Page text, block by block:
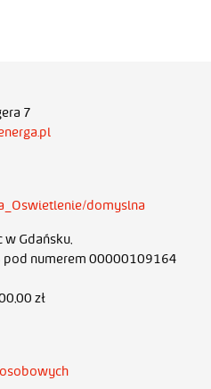
7
domyslna
w Gdańsku,
pod numerem 00000109164
zł